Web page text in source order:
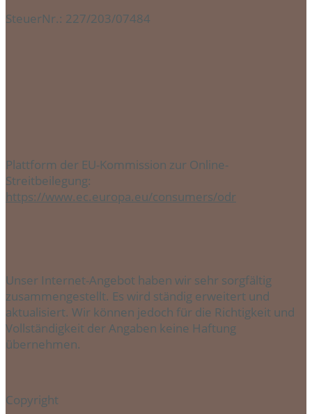
SteuerNr.: 227/203/07484
Plattform der EU-Kommission zur Online-
Streitbeilegung:
https://www.ec.europa.eu/consumers/odr
Unser Internet-Angebot haben wir sehr sorgfältig
zusammengestellt. Es wird ständig erweitert und
aktualisiert. Wir können jedoch für die Richtigkeit und
Vollständigkeit der Angaben keine Haftung
übernehmen.
Copyright